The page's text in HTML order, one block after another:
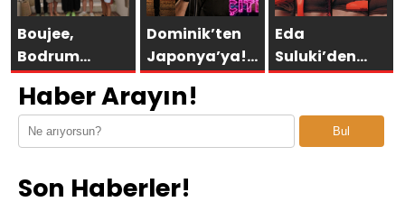
Boujee,
Bodrum
Asarlık’ta Gün
Batımının En
Şık Adresi
Oldu
Dominik’ten
Japonya’ya!
Bremen’in
“ÇITLAT”ı 30’a
Eda
Suluki’den
Yeni Tekli:
Sorular”
Haber Arayın!
Bul
Son Haberler!